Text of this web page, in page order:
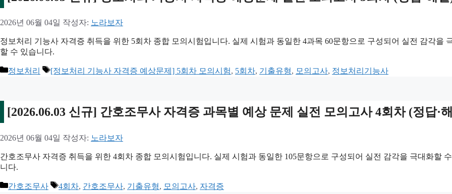
2026년 06월 04일 작성자: 노라보자
정보처리 기능사 자격증 취득을 위한 5회차 종합 모의시험입니다. 실제 시험과 동일한 4과목 60문항으로 구성되어 실전 감각을
할 수 있습니다.
카
정보처리
태
[정보처리 기능사 자격증 예상문제] 5회차 모의시험, 5회차, 기출유형, 모의고사, 정보처리기능사
[2026.06.03 신규] 간호조무사 자격증 과목별 예상 문제 실전 모의고사 4회차 (정답·
2026년 06월 04일 작성자: 노라보자
간호조무사 자격증 취득을 위한 4회차 종합 모의시험입니다. 실제 시험과 동일한 105문항으로 구성되어 실전 감각을 극대화할
니다.
카
간호조무사
태
4회차, 간호조무사, 기출유형, 모의고사, 자격증